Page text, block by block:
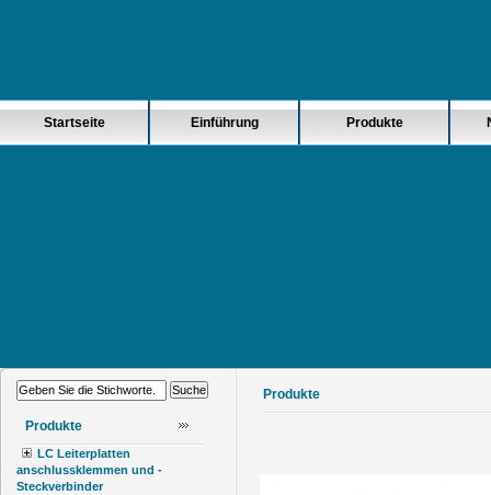
Startseite Einführung Produkte
Produkte
LC Leiterplatten
anschlussklemmen und -
Steckverbinder
Produkte